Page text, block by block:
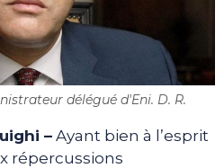
délégué d'Eni. D. R.
– Ayant bien à l’esprit
répercussions